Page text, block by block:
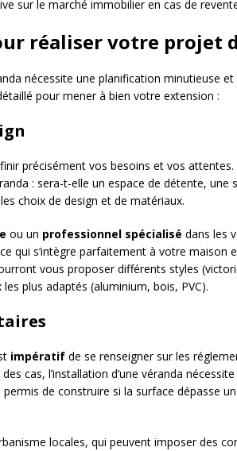
sur le marché immobilier en cas de
réaliser votre projet
nécessite une planification minutieuse
pour mener à bien votre extension :
précisément vos besoins et vos attentes.
: sera-t-elle un espace de détente, une
choix de design et de matériaux.
ou un professionnel spécialisé dans les
qui s’intègre parfaitement à votre maison
vous proposer différents styles
plus adaptés (aluminium, bois, PVC).
impératif de se renseigner sur les
cas, l’installation d’une véranda nécessite
permis de construire si la surface dépasse
locales, qui peuvent imposer des